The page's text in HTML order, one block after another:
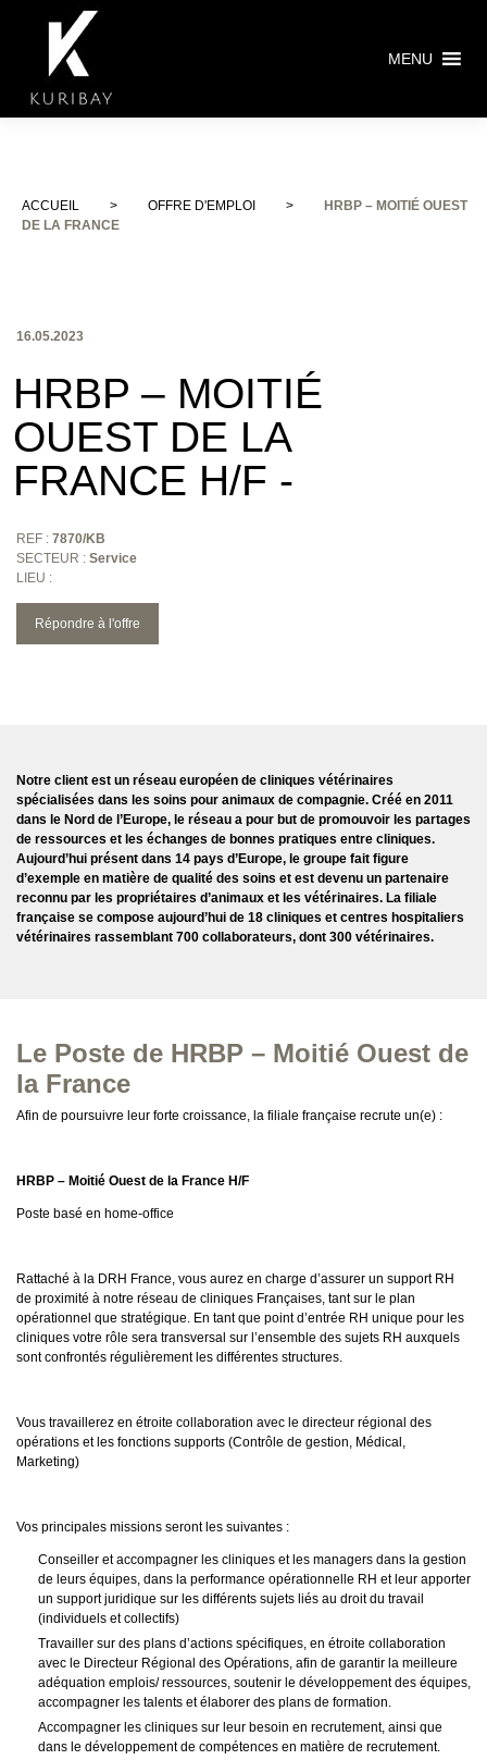
MENU
ACCUEIL > OFFRE D'EMPLOI >
HRBP – MOITIÉ OUEST
DE LA FRANCE
16.05.2023
HRBP – MOITIÉ
OUEST DE LA
FRANCE H/F -
REF : 7870/KB
SECTEUR : Service
LIEU :
Répondre à l'offre
Notre client est un réseau européen de cliniques vétérinaires
spécialisées dans les soins pour animaux de compagnie. Créé en 2011
dans le Nord de l’Europe, le réseau a pour but de promouvoir les partages
de ressources et les échanges de bonnes pratiques entre cliniques.
Aujourd’hui présent dans 14 pays d’Europe, le groupe fait figure
d’exemple en matière de qualité des soins et est devenu un partenaire
reconnu par les propriétaires d’animaux et les vétérinaires. La filiale
française se compose aujourd’hui de 18 cliniques et centres hospitaliers
vétérinaires rassemblant 700 collaborateurs, dont 300 vétérinaires.
Le Poste de HRBP – Moitié Ouest de
la France
Afin de poursuivre leur forte croissance, la filiale française recrute un(e) :
HRBP – Moitié Ouest de la France H/F
Poste basé en home-office
Rattaché à la DRH France, vous aurez en charge d’assurer un support RH
de proximité à notre réseau de cliniques Françaises, tant sur le plan
opérationnel que stratégique. En tant que point d’entrée RH unique pour les
cliniques votre rôle sera transversal sur l’ensemble des sujets RH auxquels
sont confrontés régulièrement les différentes structures.
Vous travaillerez en étroite collaboration avec le directeur régional des
opérations et les fonctions supports (Contrôle de gestion, Médical,
Marketing)
Vos principales missions seront les suivantes :
Conseiller et accompagner les cliniques et les managers dans la gestion
de leurs équipes, dans la performance opérationnelle RH et leur apporter
un support juridique sur les différents sujets liés au droit du travail
(individuels et collectifs)
Travailler sur des plans d’actions spécifiques, en étroite collaboration
avec le Directeur Régional des Opérations, afin de garantir la meilleure
adéquation emplois/ ressources, soutenir le développement des équipes,
accompagner les talents et élaborer des plans de formation.
Accompagner les cliniques sur leur besoin en recrutement, ainsi que
dans le développement de compétences en matière de recrutement.